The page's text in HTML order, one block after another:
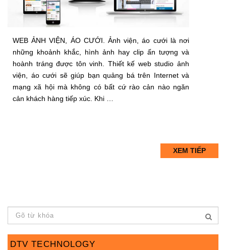
WEB ẢNH VIỆN, ÁO CƯỚI. Ảnh viện, áo cưới là nơi
những khoảnh khắc, hình ảnh hay clip ấn tượng và
hoành tráng được tôn vinh. Thiết kế web studio ảnh
viện, áo cưới sẽ giúp bạn quảng bá trên Internet và
mạng xã hội mà không có bất cứ rào cản nào ngăn
cản khách hàng tiếp xúc. Khi …
XEM TIẾP
DTV TECHNOLOGY